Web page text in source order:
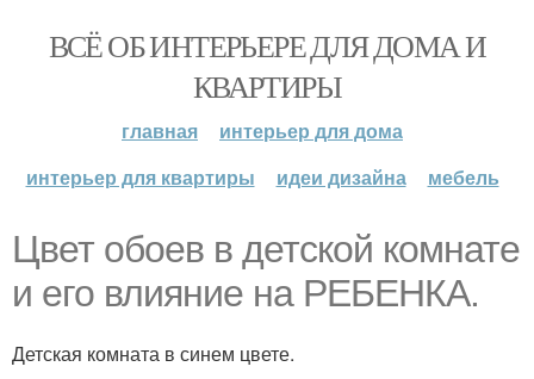
ВСЁ ОБ ИНТЕРЬЕРЕ ДЛЯ ДОМА И
КВАРТИРЫ
главная
интерьер для дома
интерьер для квартиры
идеи дизайна мебель
Цвет обоев в детской комнате
и его влияние на РЕБЕНКА.
Детская комната в синем цвете.